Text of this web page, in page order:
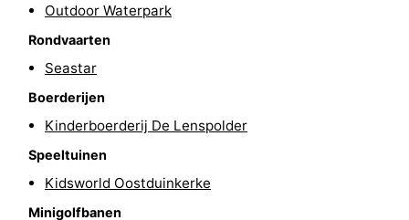
drinken
Evenementen
Praktisch
Forum
Route
Outdoor Waterpark
Rondvaarten
Seastar
Boerderijen
Kinderboerderij De Lenspolder
Speeltuinen
Kidsworld Oostduinkerke
Minigolfbanen